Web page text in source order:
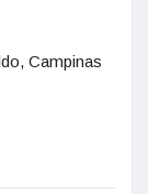
Campinas